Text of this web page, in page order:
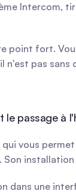
Intercom,
fort.
n'est pas
passage à
vous
une